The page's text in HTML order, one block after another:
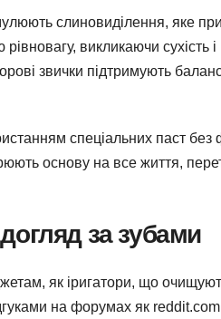
слиновиділення, яке
викликаючи сухість
звички підтримують
спеціальних паст
основу на все життя,
за зубами
як іригатори, що
на форумах як